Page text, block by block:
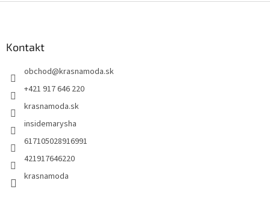
Kontakt
obchod@krasnamoda.sk
+421 917 646 220
krasnamoda.sk
insidemarysha
617105028916991
421917646220
krasnamoda